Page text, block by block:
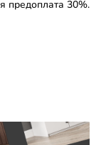
предоплата 30%.